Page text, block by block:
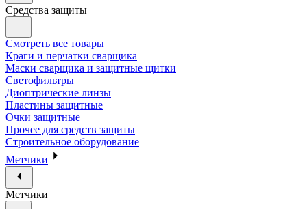
Средства защиты
Смотреть все товары
Краги и перчатки сварщика
Маски сварщика и защитные щитки
Светофильтры
Диоптрические линзы
Пластины защитные
Очки защитные
Прочее для средств защиты
Строительное оборудование
Метчики
Метчики